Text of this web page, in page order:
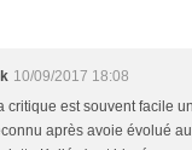
10/09/2017 18:08
critique est souvent facile
après avoie évolué